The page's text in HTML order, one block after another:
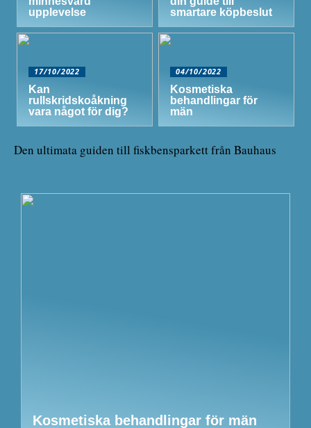
upplevelse
smartare köpbeslut
17/10/2022
Kan
rullskridskoåkning
vara något för dig?
04/10/2022
Kosmetiska
behandlingar för
män
Den ultimata guiden till fiskbensparkett från Bauhaus
Kosmetiska behandlingar för män